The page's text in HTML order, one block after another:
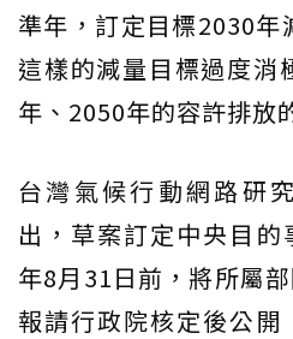
準年，訂定目標2030年
這樣的減量目標過度消
年、2050年的容許排放
台灣氣候行動網路研
出，草案訂定中央目
年8月31日前，將所屬
報請行政院核定後公